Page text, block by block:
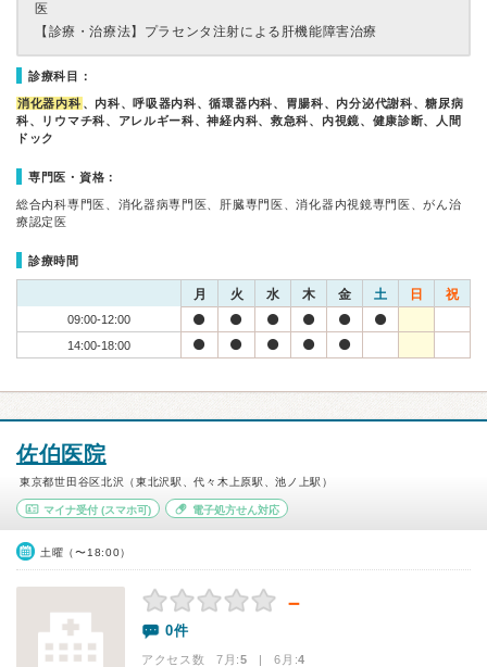
医
【診療・治療法】 プラセンタ注射による肝機能障害治療
診療科目：
消化器内科 、内科、呼吸器内科、循環器内科、胃腸科、内分泌代謝科、糖尿病
科、リウマチ科、アレルギー科、神経内科、救急科、内視鏡、健康診断、人間
ドック
専門医・資格：
総合内科専門医、消化器病専門医、肝臓専門医、消化器内視鏡専門医、がん治
療認定医
診療時間
月 火 水 木 金 土 日 祝
09:00-12:00
14:00-18:00
佐伯医院
東京都世田谷区北沢（東北沢駅、代々木上原駅、池ノ上駅）
マイナ受付 (スマホ可) 電子処方せん対応
土曜（〜18:00）
－
0件
アクセス数 7月:5 | 6月:4